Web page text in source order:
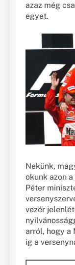
azaz még
egyet.
Nekünk,
okunk azon
Péter
vezér
arról, hogy a
ig a